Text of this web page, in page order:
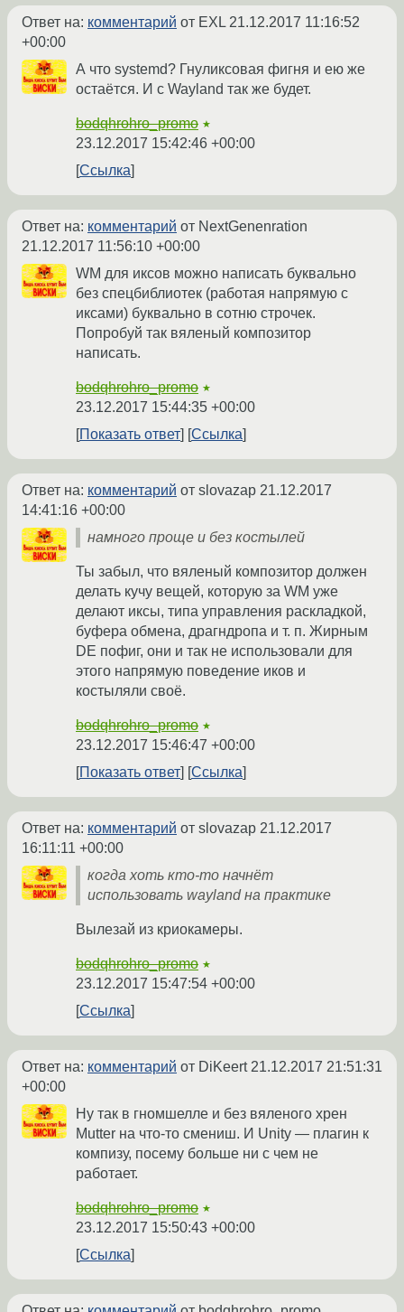
Ответ на: комментарий от EXL21.12.2017 11:16:52
+00:00
А что systemd? Гнуликсовая фигня и ею же
остаётся. И с Wayland так же будет.
bodqhrohro_promo ★
23.12.2017 15:42:46 +00:00
Ссылка
Ответ на: комментарий от NextGenenration
21.12.2017 11:56:10 +00:00
WM для иксов можно написать буквально
без спецбиблиотек (работая напрямую с
иксами) буквально в сотню строчек.
Попробуй так вяленый композитор
написать.
bodqhrohro_promo ★
23.12.2017 15:44:35 +00:00
Показать ответ
Ссылка
Ответ на: комментарий от slovazap 21.12.2017
14:41:16 +00:00
намного проще и без костылей
Ты забыл, что вяленый композитор должен
делать кучу вещей, которую за WM уже
делают иксы, типа управления раскладкой,
буфера обмена, драгндропа и т. п. Жирным
DE пофиг, они и так не использовали для
этого напрямую поведение иков и
костыляли своё.
bodqhrohro_promo ★
23.12.2017 15:46:47 +00:00
Показать ответ
Ссылка
Ответ на: комментарий от slovazap 21.12.2017
16:11:11 +00:00
когда хоть кто-то начнёт
использовать wayland на практике
Вылезай из криокамеры.
bodqhrohro_promo ★
23.12.2017 15:47:54 +00:00
Ссылка
Ответ на: комментарий от DiKeert21.12.2017 21:51:31
+00:00
Ну так в гномшелле и без вяленого хрен
Mutter на что-то смениш. И Unity — плагин к
компизу, посему больше ни с чем не
работает.
bodqhrohro_promo ★
23.12.2017 15:50:43 +00:00
Ссылка